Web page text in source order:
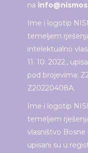
na
Ime i logotip
temeljem
intelektualno
11. 10. 2022.,
pod brojevima:
Z20220408A.
Ime i logotip
temeljem
vlasništvo Bosne
upisani su u